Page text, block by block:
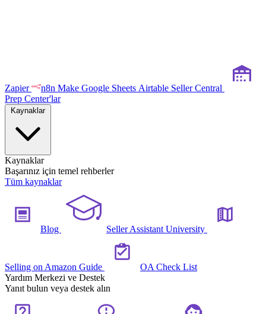
Zapier n8n Make Google Sheets Airtable Seller Central
Prep Center'lar
Kaynaklar
Kaynaklar
Başarınız için temel rehberler
Tüm kaynaklar
Blog Seller Assistant University
Selling on Amazon Guide
OA Check List
Yardım Merkezi ve Destek
Yanıt bulun veya destek alın